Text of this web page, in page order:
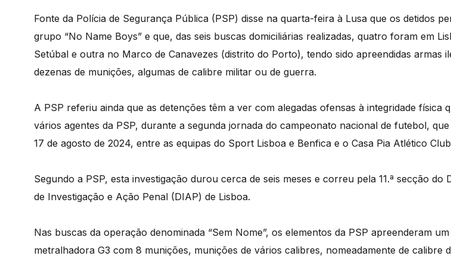
Fonte da Polícia de Segurança Pública (PSP) disse na quarta-feira à Lusa que os detidos
grupo “No Name Boys” e que, das seis buscas domiciliárias realizadas, quatro foram em
Setúbal e outra no Marco de Canavezes (distrito do Porto), tendo sido apreendidas armas
dezenas de munições, algumas de calibre militar ou de guerra.
A PSP referiu ainda que as detenções têm a ver com alegadas ofensas à integridade física
vários agentes da PSP, durante a segunda jornada do campeonato nacional de futebol,
17 de agosto de 2024, entre as equipas do Sport Lisboa e Benfica e o Casa Pia Atlético
Segundo a PSP, esta investigação durou cerca de seis meses e correu pela 11.ª secção do
de Investigação e Ação Penal (DIAP) de Lisboa.
Nas buscas da operação denominada “Sem Nome”, os elementos da PSP apreenderam
metralhadora G3 com 8 munições, munições de vários calibres, nomeadamente de calibre